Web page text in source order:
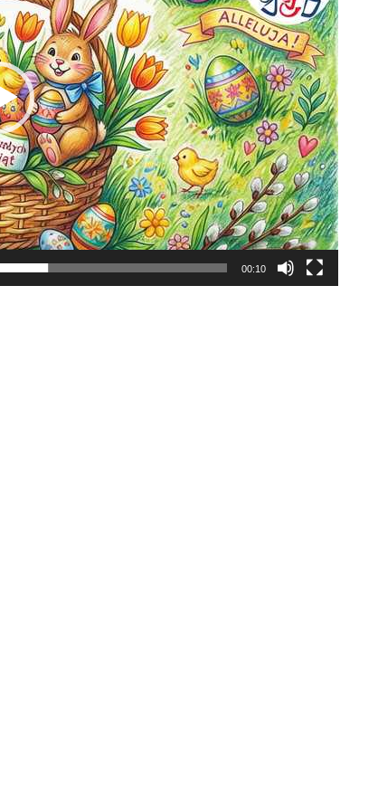
00:10
internetowej,
na podstawie
tego, jak strona
jest używana.
Doświadczenie
Aby nasza strona
internetowa
działała jak
najlepiej
podczas twojego
przejścia na nią.
Jeśli odrzucisz
te pliki cookie,
niektóre funkcje